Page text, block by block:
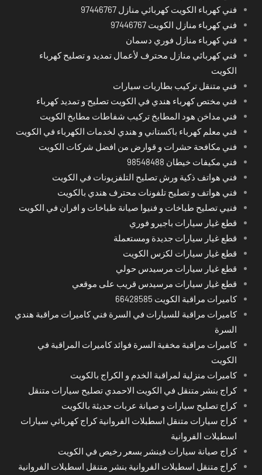
فني كهرباء الكويت كهربائي منازل 97446767
فني كهرباء منازل الكويت 97446767
فني كهرباء منازل فوري دسمان
فني كهربائي منازل محترف لأعمال تمديد و تصليح كهرباء
الكويت
فني متنقل تركيب بطاريات سيارات
فني مختص كهرباء هندي في الكويت تصليح و تمديد كهرباء
فني مداخن هود المطابخ تركيب شفاطات مطابخ الكويت
فني معلم كهرباء باكستاني و هندي لخدمات الكهرباء في الكويت
فني مكافحة حشرات و قوارض من افضل شركات الكويت
فني مكيفات خيطان 98548488
فني هواتف ذكية ورش تصليح التلفزيونات في الكويت
فني هواتف و تصليح تلفونات محترف هندي بالكويت
فنيي تصليح طباخات و فنيوا صيانة طباخات و افران في الكويت
قطع غيار سيارات باجيرو فوري
قطع غيار سيارات جديدة ومستعملة
قطع غيار سيارات لكزس الكويت
قطع غيار سيارات مرسيدس حولي
قطع غيار سيارات مرسيدس قريب على موقعي
كاميرات مراقبة الكويت 66428585
كاميرات مراقبة للسيارات في السرة فني كاميرات مراقبة هندي
السرة
كاميرات مراقبة مخفية السرة فوائد كاميرات المراقبة في
الكويت
كاميرات منزلية لمراقبة الخدم و الكراج بالكويت
كراج بنشر متنقل في الكويت الاحمدي تصليح سيارات متنقل
كراج تصليح سيارات و صيانة عربات حديثة بالكويت
كراج سيارات متنقل اسطبلات الفروانية كراج كهربائي سيارات
اسطبلات الفروانية
كراج صيانة سيارات فينشر بسعر رخيص في الكويت
كراج متنقل اسطبلات الفروانية بنشر متنقل اسطبلات الفروانية